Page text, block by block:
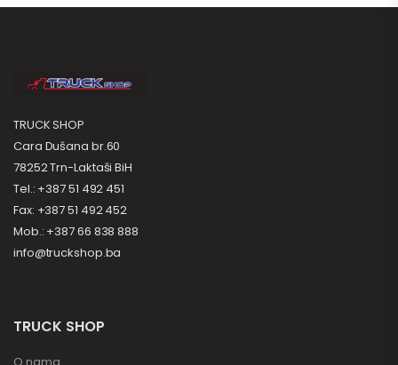
TRUCK SHOP
Cara Dušana br.60
78252 Trn-Laktaši BiH
Tel.: +387 51 492 451
Fax: +387 51 492 452
Mob.: +387 66 838 888
info@truckshop.ba
TRUCK SHOP